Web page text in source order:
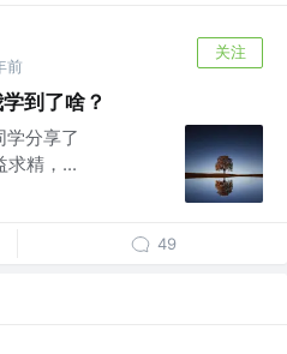
前
关注
到了啥？
学分享了
求精，...
49